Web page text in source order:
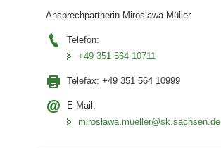
Ansprechpartnerin Miroslawa Müller
Telefon:
+49 351 564 10711
Telefax: +49 351 564 10999
E-Mail:
miroslawa.mueller@sk.sachsen.de